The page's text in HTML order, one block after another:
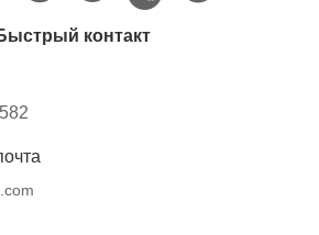
контакт